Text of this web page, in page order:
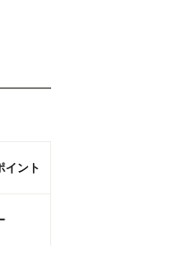
イント